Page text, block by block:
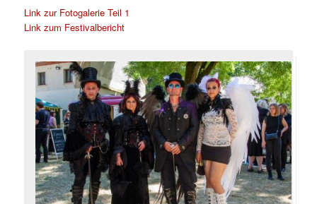
Link zur Fotogalerie Teil 1
Link zum Festivalbericht